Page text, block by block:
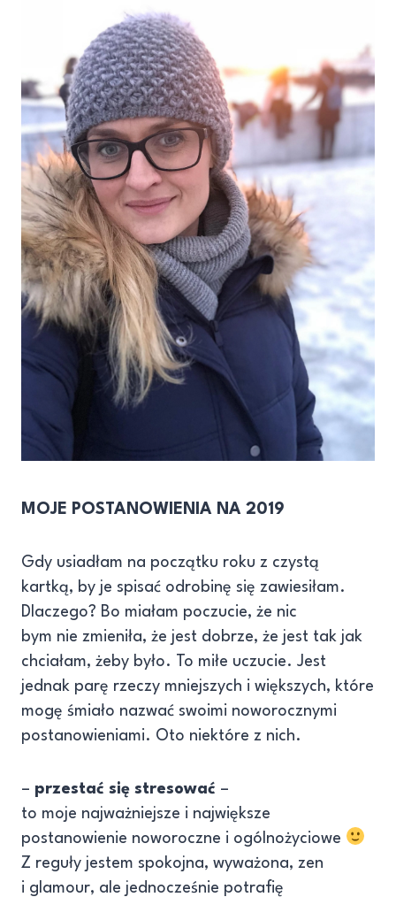
MOJE POSTANOWIENIA NA 2019
Gdy usiadłam na początku roku z czystą
kartką, by je spisać odrobinę się zawiesiłam.
Dlaczego? Bo miałam poczucie, że nic
bym nie zmieniła, że jest dobrze, że jest tak jak
chciałam, żeby było. To miłe uczucie. Jest
jednak parę rzeczy mniejszych i większych, które
mogę śmiało nazwać swoimi noworocznymi
postanowieniami. Oto niektóre z nich.
– przestać się stresować –
to moje najważniejsze i największe
postanowienie noworoczne i ogólnożyciowe
Z reguły jestem spokojna, wyważona, zen
i glamour, ale jednocześnie potrafię